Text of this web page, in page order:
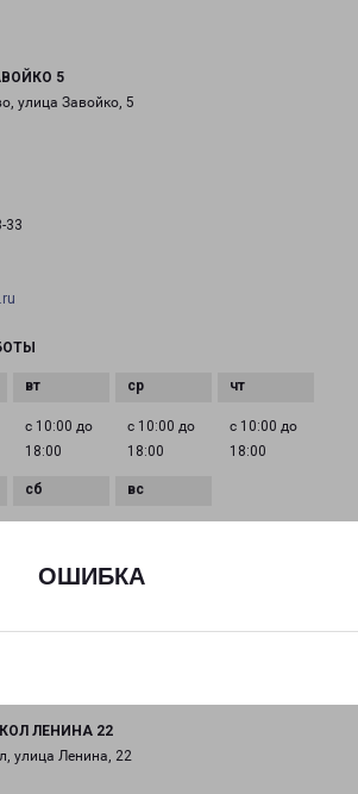
ОШИБКА
5
улица Завойко, 5
33
с 10:00 до
18:00
с 10:00 до
18:00
с 10:00 до
18:00
ЛЕНИНА 22
улица Ленина, 22